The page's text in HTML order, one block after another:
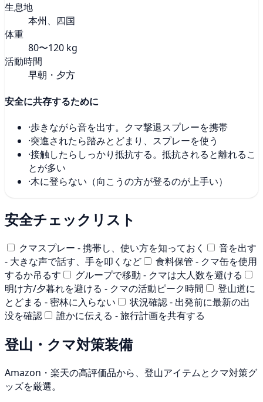
生息地
本州、四国
体重
80〜120 kg
活動時間
早朝・夕方
安全に共存するために
·歩きながら音を出す。クマ撃退スプレーを携帯
·突進されたら踏みとどまり、スプレーを使う
·接触したらしっかり抵抗する。抵抗されると離れるこ
とが多い
·木に登らない（向こうの方が登るのが上手い）
安全チェックリスト
クマスプレー - 携帯し、使い方を知っておく
音を出す
- 大きな声で話す、手を叩くなど
食料保管 - クマ缶を使用
するか吊るす
グループで移動 - クマは大人数を避ける
明け方/夕暮れを避ける - クマの活動ピーク時間
登山道に
とどまる - 密林に入らない
状況確認 - 出発前に最新の出
没を確認
誰かに伝える - 旅行計画を共有する
登山・クマ対策装備
Amazon・楽天の高評価品から、登山アイテムとクマ対策グ
ッズを厳選。